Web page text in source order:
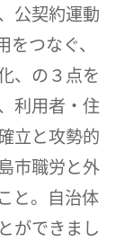
公契約運動
つなぐ、
、の３点を
利用者・住
立と攻勢的
市職労と外
と。自治体
ができまし